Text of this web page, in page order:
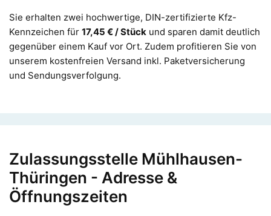
Sie erhalten zwei hochwertige, DIN-zertifizierte Kfz-
Kennzeichen für 17,45 € / Stück und sparen damit deutlich
gegenüber einem Kauf vor Ort. Zudem profitieren Sie von
unserem kostenfreien Versand inkl. Paketversicherung
und Sendungsverfolgung.
Zulassungsstelle Mühlhausen-
Thüringen - Adresse &
Öffnungszeiten